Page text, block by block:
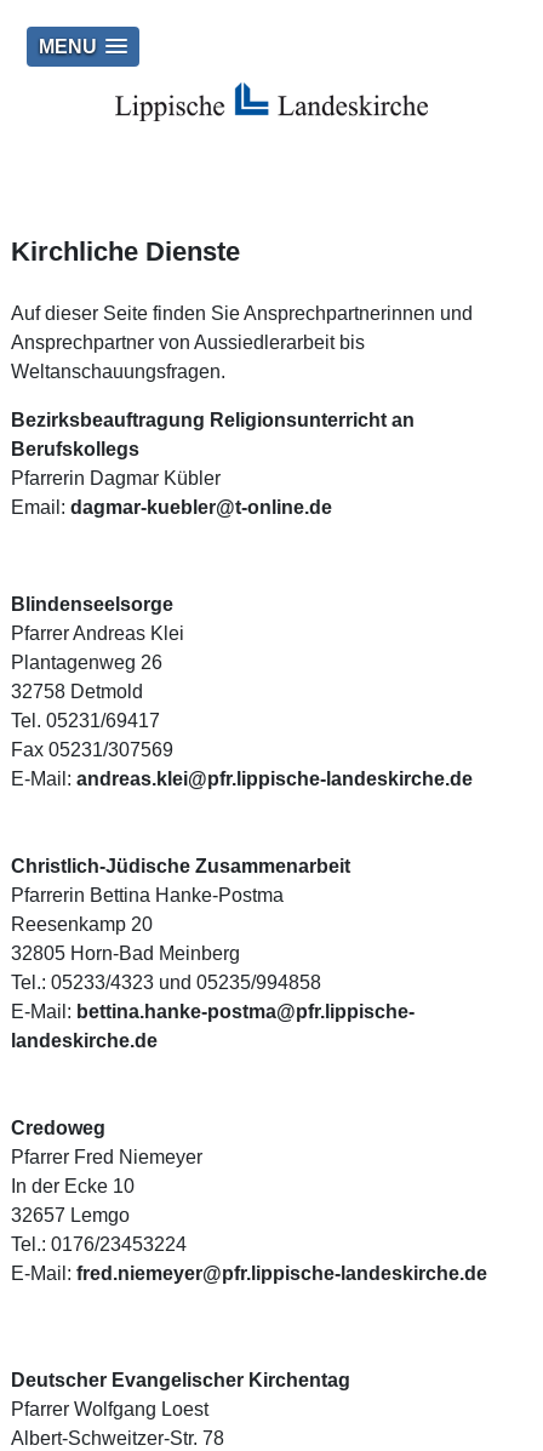
MENU
Kirchliche Dienste
Auf dieser Seite finden Sie Ansprechpartnerinnen und
Ansprechpartner von Aussiedlerarbeit bis
Weltanschauungsfragen.
Bezirksbeauftragung Religionsunterricht an
Berufskollegs
Pfarrerin Dagmar Kübler
Email: dagmar-kuebler@t-online.de
Blindenseelsorge
Pfarrer Andreas Klei
Plantagenweg 26
32758 Detmold
Tel. 05231/69417
Fax 05231/307569
E-Mail: andreas.klei@pfr.lippische-landeskirche.de
Christlich-Jüdische Zusammenarbeit
Pfarrerin Bettina Hanke-Postma
Reesenkamp 20
32805 Horn-Bad Meinberg
Tel.: 05233/4323 und 05235/994858
E-Mail: bettina.hanke-postma@pfr.lippische-
landeskirche.de
Credoweg
Pfarrer Fred Niemeyer
In der Ecke 10
32657 Lemgo
Tel.: 0176/23453224
E-Mail: fred.niemeyer@pfr.lippische-landeskirche.de
Deutscher Evangelischer Kirchentag
Pfarrer Wolfgang Loest
Albert-Schweitzer-Str. 78